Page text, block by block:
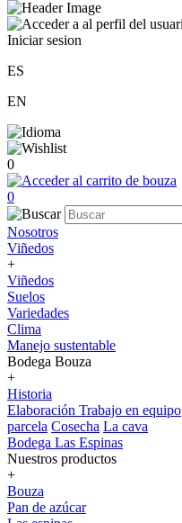
Iniciar sesion
ES
EN
0
0
Nosotros
Viñedos
+
Viñedos
Suelos
Variedades
Clima
Manejo sustentable
Bodega Bouza
+
Historia
Elaboración Trabajo en equipo
parcela Cosecha La cava
Bodega Las Espinas
Nuestros productos
+
Bouza
Pan de azúcar